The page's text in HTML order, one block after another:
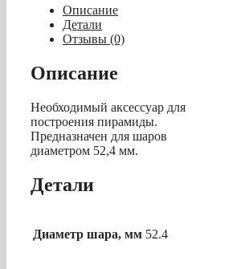
«Snooker»
(махагон)
Описание
Детали
Отзывы (0)
Описание
Необходимый аксессуар для
построения пирамиды.
Предназначен для шаров
диаметром 52,4 мм.
Детали
Диаметр шара, мм 52.4